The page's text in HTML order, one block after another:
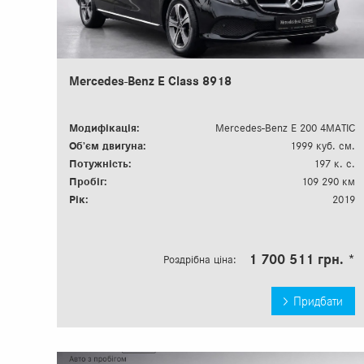
Mercedes-Benz E Сlass 8918
Модифікація:
Mercedes-Benz E 200 4MATIC
Об’єм двигуна:
1999 куб. см.
Потужність:
197 к. с.
Пробіг:
109 290 км
Рік:
2019
Роздрібна ціна: 1 700 511 грн. *
Придбати